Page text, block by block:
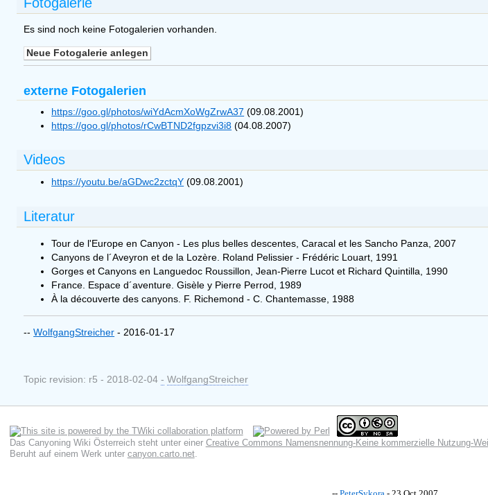
Es sind noch keine Fotogalerien vorhanden.
externe Fotogalerien
https://goo.gl/photos/wiYdAcmXoWgZrwA37 (09.08.2001)
https://goo.gl/photos/rCwBTND2fgpzvi3i8 (04.08.2007)
Videos
https://youtu.be/aGDwc2zctqY (09.08.2001)
Literatur
Tour de l'Europe en Canyon - Les plus belles descentes, Caracal et les Sancho Panza, 2007
Canyons de l´Aveyron et de la Lozère. Roland Pelissier - Frédéric Louart, 1991
Gorges et Canyons en Languedoc Roussillon, Jean-Pierre Lucot et Richard Quintilla, 1990
France. Espace d´aventure. Gisèle y Pierre Perrod, 1989
À la découverte des canyons. F. Richemond - C. Chantemasse, 1988
--WolfgangStreicher - 2016-01-17
Topic revision: r5 - 2018-02-04- WolfgangStreicher
Das Canyoning Wiki Österreichsteht unter einer Creative Commons Namensnennung-Keine kommerzielle Nutzung-
Beruht auf einem Werk unter canyon.carto.net.